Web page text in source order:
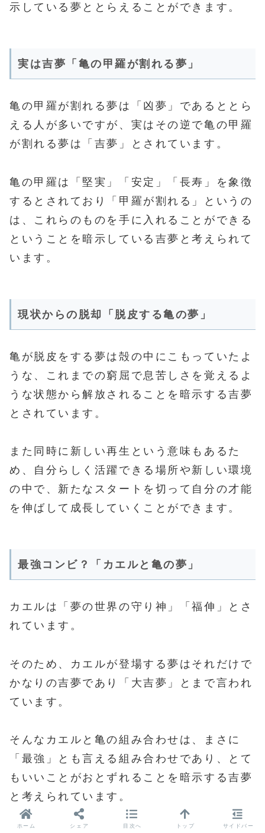
示している夢ととらえることができます。
実は吉夢「亀の甲羅が割れる夢」
亀の甲羅が割れる夢は「凶夢」であるととら
える人が多いですが、実はその逆で亀の甲羅
が割れる夢は「吉夢」とされています。
亀の甲羅は「堅実」「安定」「長寿」を象徴
するとされており「甲羅が割れる」というの
は、これらのものを手に入れることができる
ということを暗示している吉夢と考えられて
います。
現状からの脱却「脱皮する亀の夢」
亀が脱皮をする夢は殻の中にこもっていたよ
うな、これまでの窮屈で息苦しさを覚えるよ
うな状態から解放されることを暗示する吉夢
とされています。
また同時に新しい再生という意味もあるた
め、自分らしく活躍できる場所や新しい環境
の中で、新たなスタートを切って自分の才能
を伸ばして成長していくことができます。
最強コンビ？「カエルと亀の夢」
カエルは「夢の世界の守り神」「福伸」とさ
れています。
そのため、カエルが登場する夢はそれだけで
かなりの吉夢であり「大吉夢」とまで言われ
ています。
そんなカエルと亀の組み合わせは、まさに
「最強」とも言える組み合わせであり、とて
もいいことがおとずれることを暗示する吉夢
と考えられています。
ホーム シェア 目次へ トップ サイドバー